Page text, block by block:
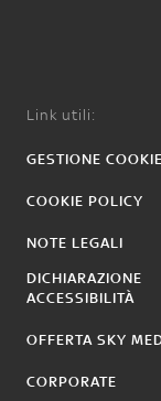
Link utili:
GESTIONE COOKIE
COOKIE POLICY
NOTE LEGALI
DICHIARAZIONE
ACCESSIBILITÀ
OFFERTA SKY
CORPORATE